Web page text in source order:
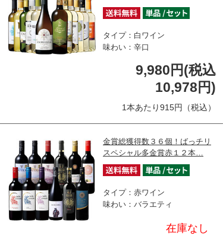
タイプ：白ワイン
味わい：辛口
9,980円(税込
10,978円)
1本あたり915円（税込）
金賞総獲得数３６個！ばっチリ
スペシャル多金賞赤１２本…
タイプ：赤ワイン
味わい：バラエティ
在庫なし